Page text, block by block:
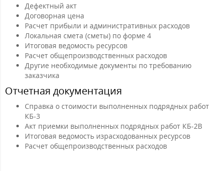
Дефектный акт
Договорная цена
Расчет прибыли и административных расходов
Локальная смета (сметы) по форме 4
Итоговая ведомость ресурсов
Расчет общепроизводственных расходов
Другие необходимые документы по требованию
заказчика
Отчетная документация
Справка о стоимости выполненных подрядных работ
КБ-3
Акт приемки выполненных подрядных работ КБ-2В
Итоговая ведомость израсходованных ресурсов
Расчет общепроизводственных расходов